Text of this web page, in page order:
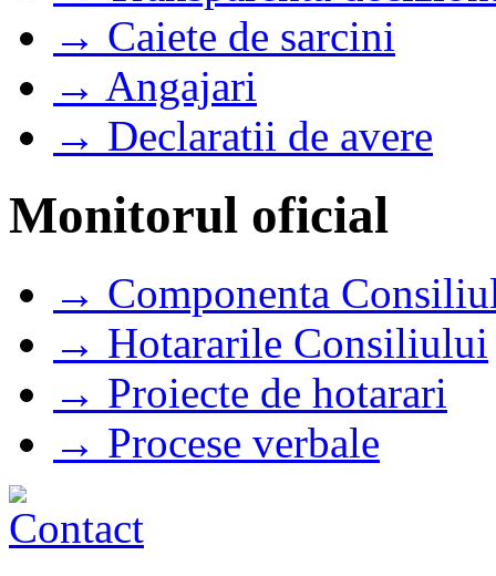
→ Caiete de sarcini
→ Angajari
→ Declaratii de avere
Monitorul oficial
→ Componenta
→ Hotararile Consiliului
→ Proiecte de hotarari
→ Procese verbale